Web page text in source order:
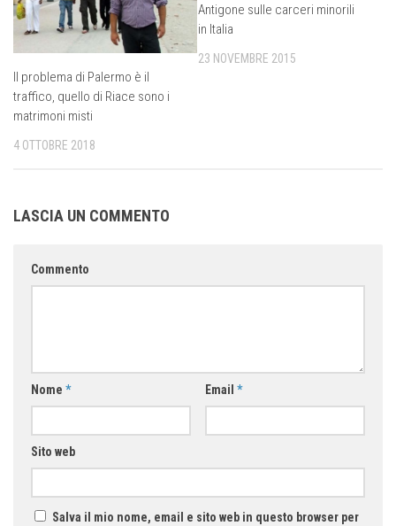
Il problema di Palermo è il
traffico, quello di Riace sono i
matrimoni misti
4 OTTOBRE 2018
Antigone sulle carceri minorili
in Italia
23 NOVEMBRE 2015
LASCIA UN COMMENTO
Commento
Nome * Email *
Sito web
Salva il mio nome, email e sito web in questo browser per